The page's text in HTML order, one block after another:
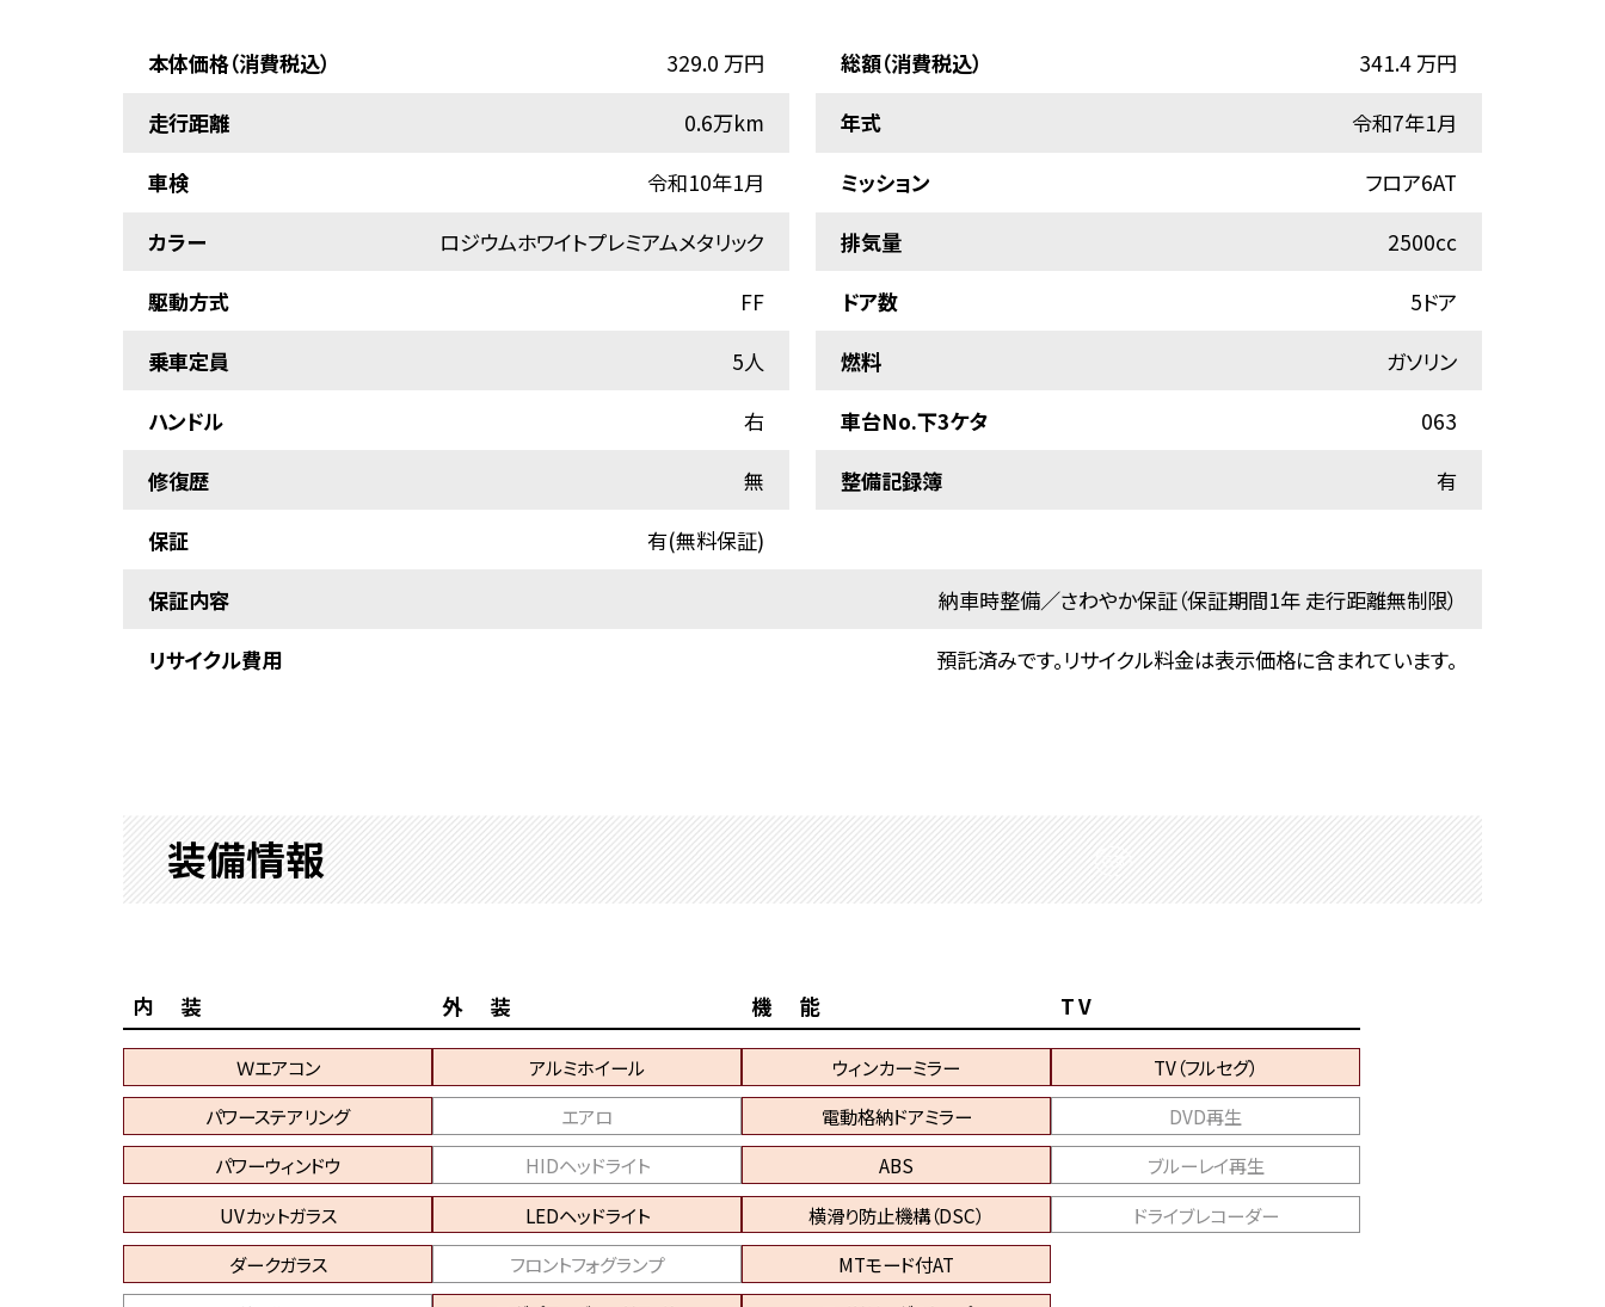
本体価格（消費税込）
329.0 万円
走行距離
0.6万km
車検
令和10年1月
カラー
ロジウムホワイトプレミアムメタリック
駆動方式
FF
乗車定員
5人
ハンドル
右
修復歴
無
保証
有(無料保証)
総額（消費税込）
341.4 万円
年式
令和7年1月
ミッション
フロア6AT
排気量
2500cc
ドア数
5ドア
燃料
ガソリン
車台No.下3ケタ
063
整備記録簿
有
保証内容
納車時整備／さわやか保証（保証期間1年 走行距離無制限）
リサイクル費用
預託済みです。リサイクル料金は表示価格に含まれています。
装備情報
内 装
Ｗエアコン
パワーステアリング
パワーウィンドウ
UVカットガラス
ダークガラス
外 装
アルミホイール
エアロ
HIDヘッドライト
LEDヘッドライト
フロントフォグランプ
機 能
ウィンカーミラー
電動格納ドアミラー
ABS
横滑り防止機構（DSC）
MTモード付AT
TV
TV（フルセグ）
DVD再生
ブルーレイ再生
ドライブレコーダー